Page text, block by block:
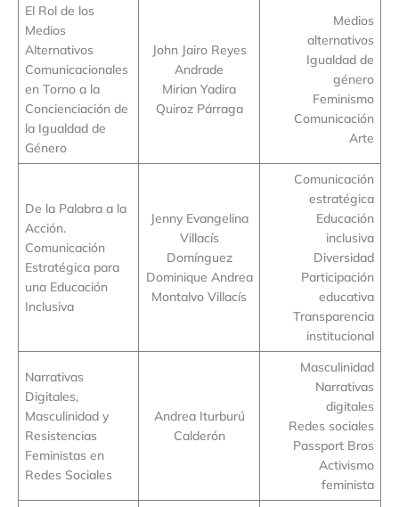
El Rol de los
Medios
Alternativos
Comunicacionales
en Torno a la
Concienciación de
la Igualdad de
Género
John Jairo Reyes
Andrade
Mirian Yadira
Quiroz Párraga
Medios
alternativos
Igualdad de
género
Feminismo
Comunicación
Arte
De la Palabra a la
Acción.
Comunicación
Estratégica para
una Educación
Inclusiva
Jenny Evangelina
Villacís
Domínguez
Dominique Andrea
Montalvo Villacís
Comunicación
estratégica
Educación
inclusiva
Diversidad
Participación
educativa
Transparencia
institucional
Narrativas
Digitales,
Masculinidad y
Resistencias
Feministas en
Redes Sociales
Andrea Iturburú
Calderón
Masculinidad
Narrativas
digitales
Redes sociales
Passport Bros
Activismo
feminista